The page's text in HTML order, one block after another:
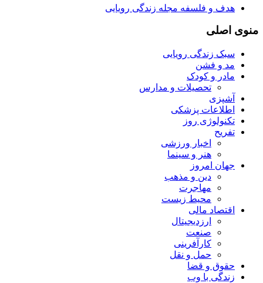
هدف و فلسفه مجله زندگی رویایی
منوی اصلی
سبک زندگی رویایی
مد و فشن
مادر و کودک
تحصیلات و مدارس
آشپزی
اطلاعات پزشکی
تکنولوژی روز
تفریح
اخبار ورزشی
هنر و سینما
جهان امروز
دین و مذهب
مهاجرت
محیط زیست
اقتصاد مالی
ارزدیجیتال
صنعت
کارآفرینی
حمل و نقل
حقوق و قضا
زندگی با وب